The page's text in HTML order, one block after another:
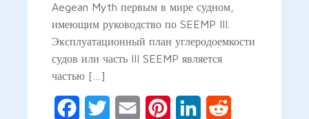
Aegean Myth первым в мире судном,
имеющим руководство по SEEMP III.
Эксплуатационный план углеродоемкости
судов или часть III SEEMP является
частью […]
FacebookTwitter Email PinterestLinkedIn